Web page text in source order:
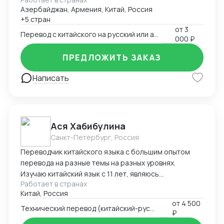
Азербайджан, Армения, Китай, Россия
+5 стран
от 3
000 ₽
Написать
ПРЕДЛОЖИТЬ ЗАКАЗ
Ася Хабибулина
Санкт-Петербург, Россия
Переводчик китайского языка с большим опытом
перевода на разные темы на разных уровнях.
Изучаю китайский язык с 11 лет, являюсь
выпускником факультета Китаеведения Восточного
Института ДВГУ. Шесть лет прожила в Китае,
обучаясь в магистратуре и работая переводчиком
как индивидуально, так и в крупных китайских
Работает в странах
Китай, Россия
от 4 500
₽